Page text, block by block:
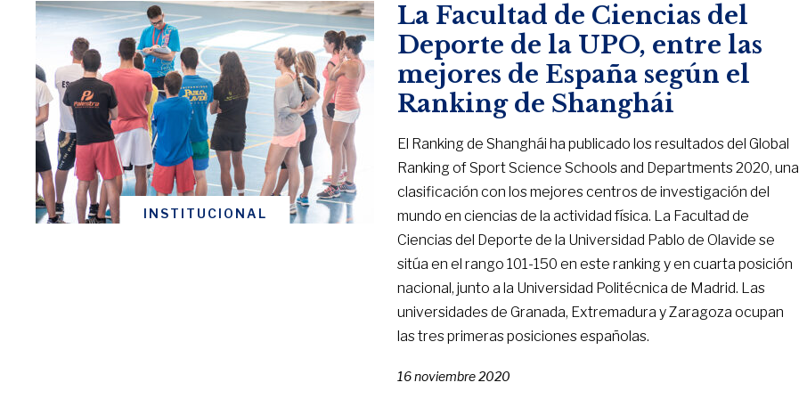
INSTITUCIONAL
La Facultad de Ciencias del
Deporte de la UPO, entre las
mejores de España según el
Ranking de Shanghái
El Ranking de Shanghái ha publicado los resultados del Global
Ranking of Sport Science Schools and Departments 2020, una
clasificación con los mejores centros de investigación del
mundo en ciencias de la actividad física. La Facultad de
Ciencias del Deporte de la Universidad Pablo de Olavide se
sitúa en el rango 101-150 en este ranking y en cuarta posición
nacional, junto a la Universidad Politécnica de Madrid. Las
universidades de Granada, Extremadura y Zaragoza ocupan
las tres primeras posiciones españolas.
16 noviembre 2020